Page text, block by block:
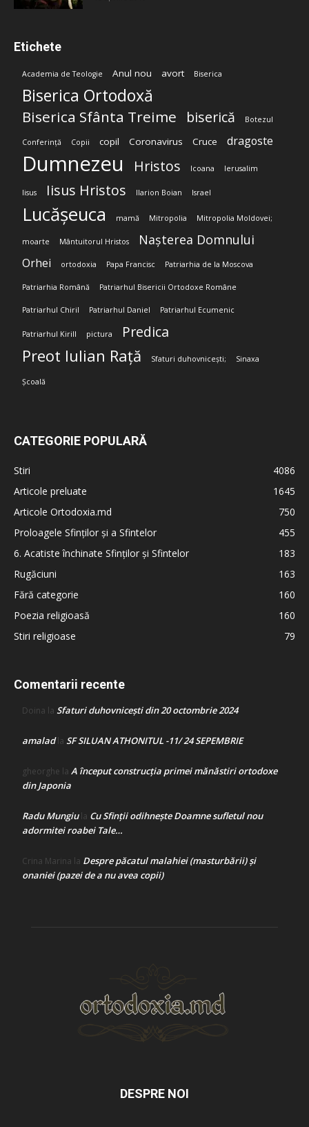
Etichete
Academia de Teologie Anul nou avort Biserica
Biserica Ortodoxă
Biserica Sfânta Treime biserică Botezul
Conferință Copii copil Coronavirus Cruce dragoste
Dumnezeu Hristos Icoana Ierusalim
Iisus Iisus Hristos Ilarion Boian Israel
Lucășeuca mamă Mitropolia Mitropolia Moldovei;
moarte Mântuitorul Hristos Nașterea Domnului
Orhei ortodoxia Papa Francisc Patriarhia de la Moscova
Patriarhia Română Patriarhul Bisericii Ortodoxe Române
Patriarhul Chiril Patriarhul Daniel Patriarhul Ecumenic
Patriarhul Kirill pictura Predica
Preot Iulian Rață Sfaturi duhovnicești; Sinaxa
Școală
CATEGORIE POPULARĂ
Stiri
4086
Articole preluate
1645
Articole Ortodoxia.md
750
Proloagele Sfinților și a Sfintelor
455
6. Acatiste închinate Sfinților și Sfintelor
183
Rugăciuni
163
Fără categorie
160
Poezia religioasă
160
Stiri religioase
79
Comentarii recente
Doina la Sfaturi duhovnicești din 20 octombrie 2024
amaladla SF SILUAN ATHONITUL -11/ 24 SEPEMBRIE
gheorghe la A început construcţia primei mănăstiri ortodoxe
din Japonia
Radu Mungiula Cu Sfinții odihnește Doamne sufletul nou
adormitei roabei Tale…
Crina Marina la Despre păcatul malahiei (masturbării) şi
onaniei (pazei de a nu avea copii)
DESPRE NOI